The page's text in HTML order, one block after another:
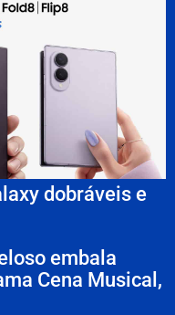
dobráveis e
embala
Cena Musical,